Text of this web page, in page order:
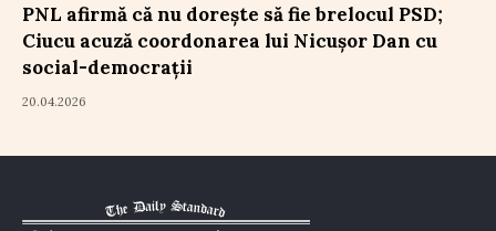
PNL afirmă că nu dorește să fie brelocul PSD;
Ciucu acuză coordonarea lui Nicușor Dan cu
social-democrații
20.04.2026